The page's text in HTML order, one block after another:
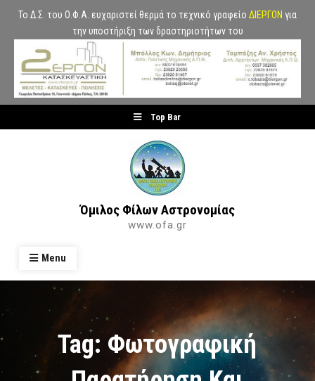
Το Δ.Σ. του Ο.Φ.Α. ευχαριστεί θερμά το τεχνικό γραφείο ΔΙΕΡΓΟΝ για
την υποστήριξη των δραστηριοτήτων του
to
Top Bar
Όμιλος Φίλων Αστρονομίας
www.ofa.gr
Menu
Tag: Φωτογραφική